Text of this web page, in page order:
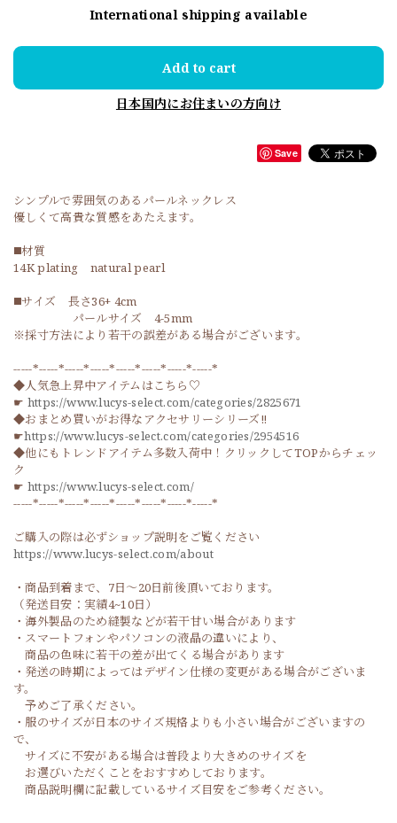
International shipping available
Add to cart
日本国内にお住まいの方向け
Save
シンプルで雰囲気のあるパールネックレス
優しくて高貴な質感をあたえます。
◼️材質
14K plating natural pearl
◼️サイズ 長さ36+ 4cm
パールサイズ 4-5mm
※採寸方法により若干の誤差がある場合がございます。
-----*-----*-----*-----*-----*-----*-----*-----*
◆人気急上昇中アイテムはこちら♡
☛ https://www.lucys-select.com/categories/2825671
◆おまとめ買いがお得なアクセサリーシリーズ‼
☛https://www.lucys-select.com/categories/2954516
◆他にもトレンドアイテム多数入荷中！クリックしてTOPからチェッ
ク
☛ https://www.lucys-select.com/
-----*-----*-----*-----*-----*-----*-----*-----*
ご購入の際は必ずショップ説明をご覧ください
https://www.lucys-select.com/about
・商品到着まで、7日～20日前後頂いております。
（発送目安：実績4~10日）
・海外製品のため縫製などが若干甘い場合があります
・スマートフォンやパソコンの液晶の違いにより、
商品の色味に若干の差が出てくる場合があります
・発送の時期によってはデザイン仕様の変更がある場合がございま
す。
予めご了承ください。
・服のサイズが日本のサイズ規格よりも小さい場合がございますの
で、
サイズに不安がある場合は普段より大きめのサイズを
お選びいただくことをおすすめしております。
商品説明欄に記載しているサイズ目安をご参考ください。